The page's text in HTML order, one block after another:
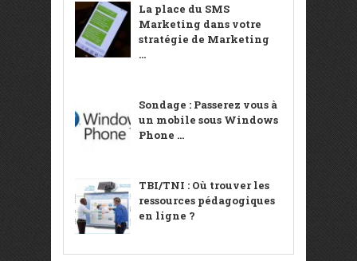
La place du SMS
Marketing dans votre
stratégie de Marketing
...
Sondage : Passerez vous à
un mobile sous Windows
Phone ...
TBI/TNI : Où trouver les
ressources pédagogiques
en ligne ?